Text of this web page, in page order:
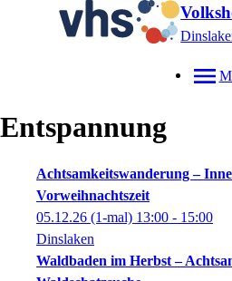
Entspannung
Achtsamkeitswanderung –
Vorweihnachtszeit
05.12.26 (1-mal) 13:00 - 15:00
Dinslaken
Waldbaden im Herbst –